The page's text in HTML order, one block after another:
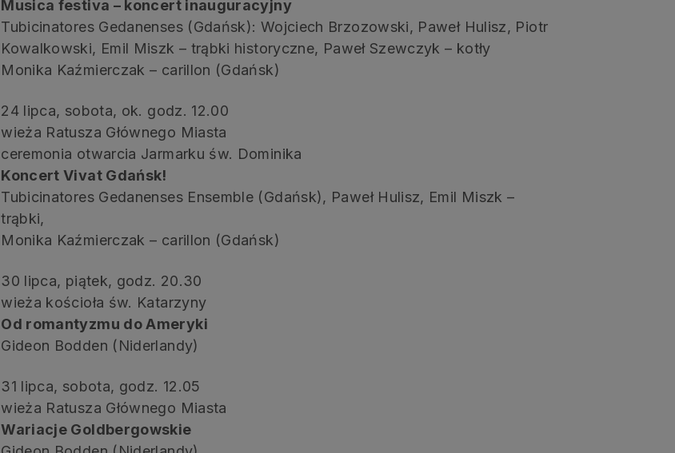
Musica festiva – koncert inauguracyjny
Tubicinatores Gedanenses (Gdańsk): Wojciech Brzozowski, Paweł Hulisz, Piotr
Kowalkowski, Emil Miszk – trąbki historyczne, Paweł Szewczyk – kotły
Monika Kaźmierczak – carillon (Gdańsk)
24 lipca, sobota, ok. godz. 12.00
wieża Ratusza Głównego Miasta
ceremonia otwarcia Jarmarku św. Dominika
Koncert Vivat Gdańsk!
Tubicinatores Gedanenses Ensemble (Gdańsk), Paweł Hulisz, Emil Miszk –
trąbki,
Monika Kaźmierczak – carillon (Gdańsk)
30 lipca, piątek, godz. 20.30
wieża kościoła św. Katarzyny
Od romantyzmu do Ameryki
Gideon Bodden (Niderlandy)
31 lipca, sobota, godz. 12.05
wieża Ratusza Głównego Miasta
Wariacje Goldbergowskie